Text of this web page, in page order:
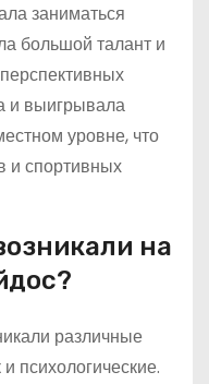
заниматься
большой талант и
и выигрывала
уровне, что
и спортивных
на
различные
психологические.